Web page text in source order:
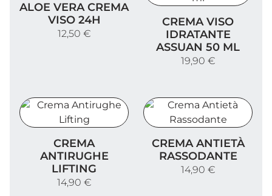
ALOE VERA CREMA
VISO 24H
12,50 €
CREMA VISO
IDRATANTE
ASSUAN 50 ML
19,90 €
CREMA
ANTIRUGHE
LIFTING
14,90 €
CREMA ANTIETÀ
RASSODANTE
14,90 €